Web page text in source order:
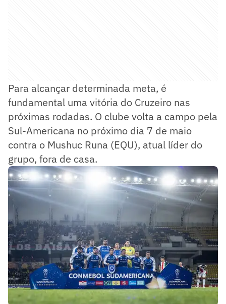
Para alcançar determinada meta, é
fundamental uma vitória do Cruzeiro nas
próximas rodadas. O clube volta a campo pela
Sul-Americana no próximo dia 7 de maio
contra o Mushuc Runa (EQU), atual líder do
grupo, fora de casa.